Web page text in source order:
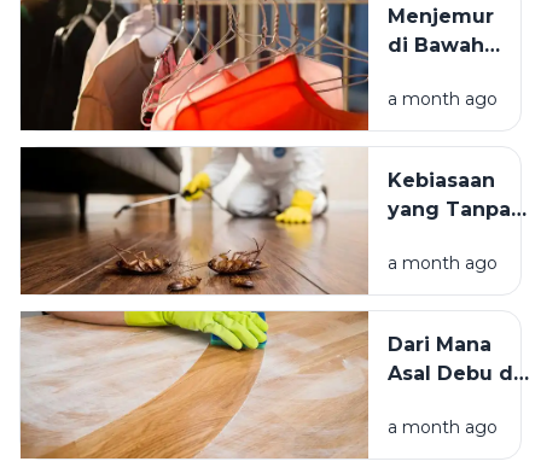
Tinggal yang
Bersih
Kesejahteraan
Kita?
Menjemur
di Bawah
atau Di
Tempat
Mana yang
Lebih
a month ago
Kebiasaan
yang Tanpa
Mengundang
Kecoak,
Hama
Lainnya Ke
a month ago
Dari Mana
Asal Debu di
Kenali
Penyebab
a month ago